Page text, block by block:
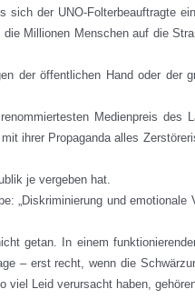
der UNO-Folterbeauftragte
Millionen Menschen auf die
der öffentlichen Hand oder der
Medienpreis des
ihrer Propaganda alles
je vergeben hat.
„Diskriminierung und emotionale
getan. In einem
– erst recht, wenn die
viel Leid verursacht haben,